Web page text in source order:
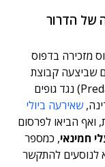
של הדרור
מזכירה בדפוס
שביצעה קבוצת
(Predatory Sparrow) נגד גופים
שאירעה ביולי
ואף הביאו לפרסום
חמינאי, כמספר
לנוסעים להתקשר